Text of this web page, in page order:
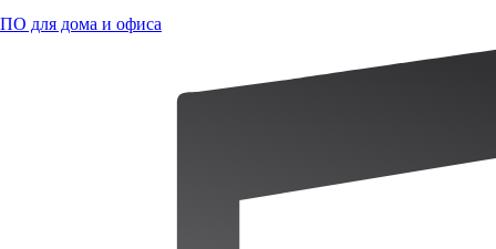
ПО для дома и офиса